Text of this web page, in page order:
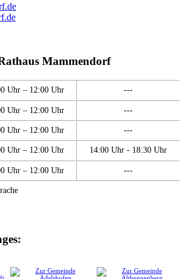
Mammendorf
Uhr – 12:00 Uhr ---
Uhr – 12:00 Uhr ---
Uhr – 12:00 Uhr ---
Uhr – 12:00 Uhr 14:00 Uhr - 18:30 Uhr
Uhr – 12:00 Uhr ---